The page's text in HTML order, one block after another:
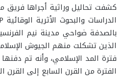
كشفت تحاليل وراثية أجراها فريق
بالصدفة ضواحي مدينة نيم
الذين تشكلت منهم الجيوش
فترة المد الإسلامي، وأنه تم
الفترة من القرن السابع إلى القرن